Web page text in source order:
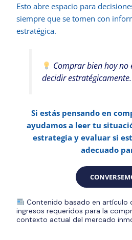
Esto abre espacio para
siempre que se tomen con
estratégica.
Comprar bien hoy no
decidir estratégicamente.
Si estás pensando en
ayudamos a leer tu
estrategia y evaluar si
adecuado
Contenido basado en artículo
ingresos requeridos para la
contexto actual del mercado